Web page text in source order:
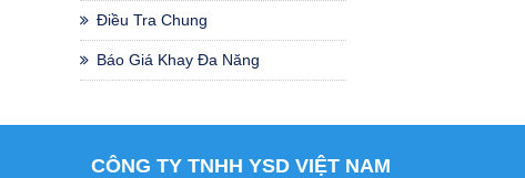
Điều Tra Chung
Báo Giá Khay Đa Năng
CÔNG TY TNHH YSD VIỆT NAM